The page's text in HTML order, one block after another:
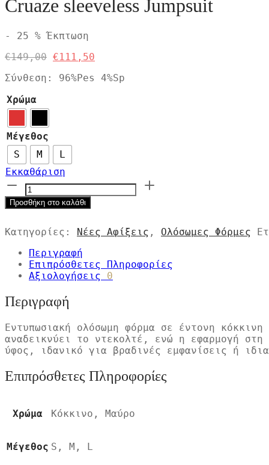
Cruaze sleeveless Jumpsuit
- 25 % Έκπτωση
€149,00 Η
τιμή
€111,50
τιμή
Σύνθεση: 96%Pes 4%Sp
Χρώμα
Μέγεθος
S
M
L
Εκκαθάριση
Cruaze
sleeveless
Jumpsuit
Προσθήκη στο καλάθι
Κατηγορίες: Νέες Αφίξεις , Ολόσωμες Φόρμες
Περιγραφή
Επιπρόσθετες Πληροφορίες
Αξιολογήσεις 0
Περιγραφή
Εντυπωσιακή ολόσωμη φόρμα σε έντονη
αναδεικνύει το ντεκολτέ, ενώ η εφαρμογή
ύφος, ιδανικό για βραδινές εμφανίσεις ή
Επιπρόσθετες Πληροφορίες
Χρώμα Κόκκινο, Μαύρο
Μέγεθος S, M, L